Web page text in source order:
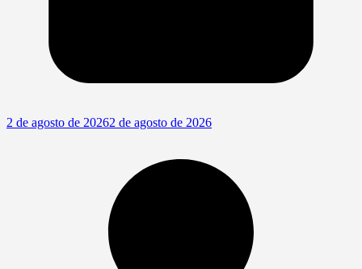
2 de agosto de 20262 de agosto de 2026